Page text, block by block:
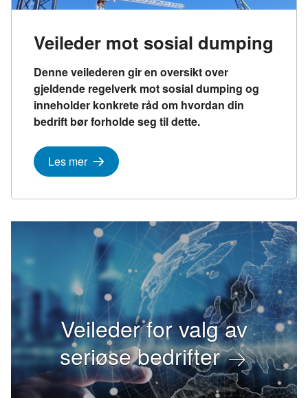
Veileder mot sosial dumping
Denne veilederen gir en oversikt over
gjeldende regelverk mot sosial dumping og
inneholder konkrete råd om hvordan din
bedrift bør forholde seg til dette.
Les mer
Veileder for valg av
seriøse bedrifter